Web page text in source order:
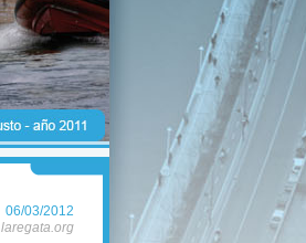
06/03/2012
laregata.org